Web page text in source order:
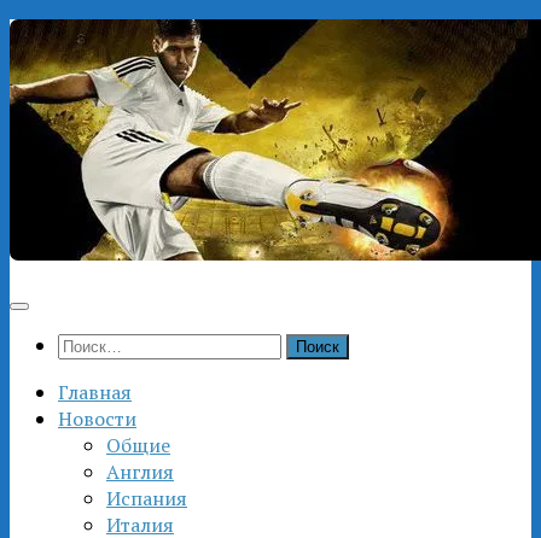
Перейти
к
содержимому
Найти:
Главная
Новости
Общие
Англия
Испания
Италия